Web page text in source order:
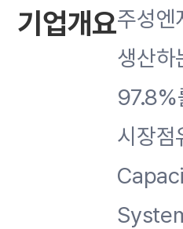
기업개요주성엔
생산하
97.8%
시장점